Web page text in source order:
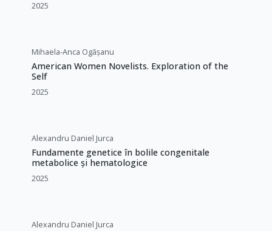
2025
Mihaela-Anca Ogășanu
American Women Novelists. Exploration of the
Self
2025
Alexandru Daniel Jurca
Fundamente genetice în bolile congenitale
metabolice și hematologice
2025
Alexandru Daniel Jurca